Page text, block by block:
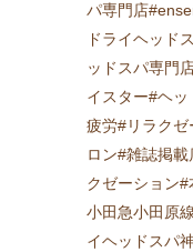
パ専門店
ドライヘッド
ッドスパ専門
イスター#ヘ
疲労#リラク
ロン#雑誌掲
クゼーション
小田急小田原
イヘッドスパ